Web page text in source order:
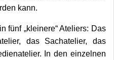
kann.
fünf „kleinere“ Ateliers: Das
das Sachatelier, das
In den einzelnen